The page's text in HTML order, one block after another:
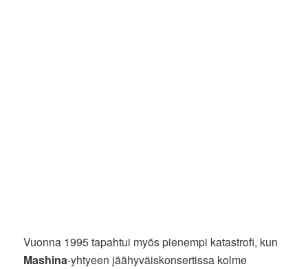
Vuonna 1995 tapahtui myös pienempi katastrofi, kun
Mashina-yhtyeen jäähyväiskonsertissa kolme